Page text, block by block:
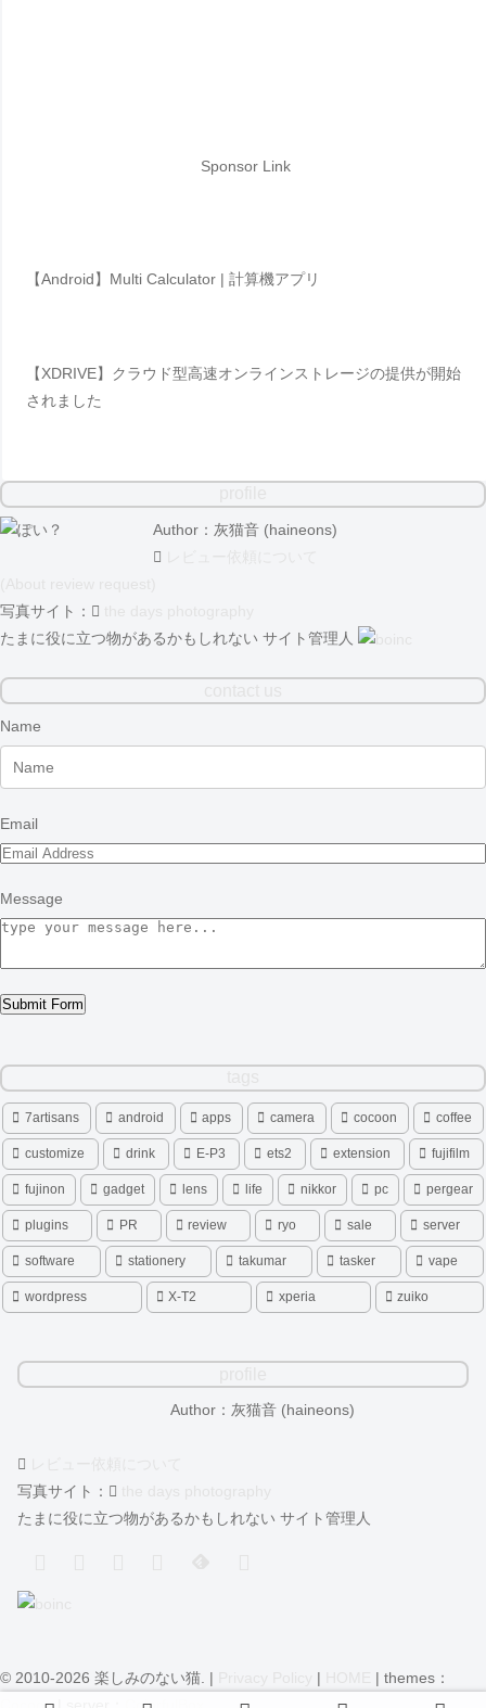
Sponsor Link
【Android】Multi Calculator | 計算機アプリ
【XDRIVE】クラウド型高速オンラインストレージの提供が開始
されました
Author：灰猫音 (haineons)
写真サイト：
たまに役に立つ物があるかもしれない サイト管理人
Name
Email
Message
Submit Form
7artisans android apps camera cocoon coffee
customize drink E-P3 ets2 extension fujifilm
fujinon gadget lens life nikkor pc pergear
plugins PR review ryo sale server
software stationery takumar tasker vape
wordpress X-T2 xperia zuiko
Author：灰猫音 (haineons)
写真サイト：
たまに役に立つ物があるかもしれない サイト管理人
© 2010-2026 楽しみのない猫. | |
| themes：
Cocoon| server： ColorfulBox